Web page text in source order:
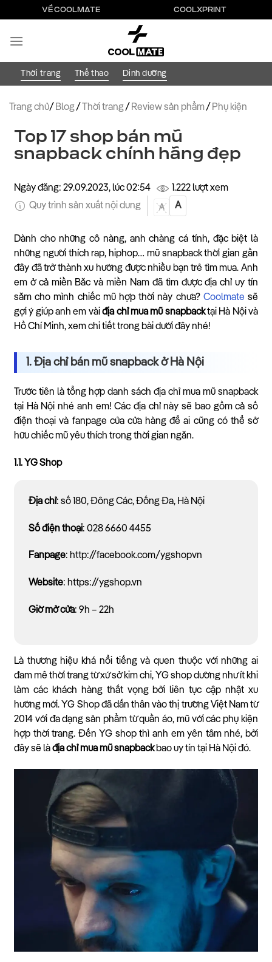
qua
nội
VỀ COOLMATE COOLXPRINT
Thời trang Thể thao Dinh dưỡng
Trang chủ/ Blog/ Thời trang/ Review sản phẩm/ Phụ kiện
Top 17 shop bán mũ
snapback chính hãng đẹp
Ngày đăng: 29.09.2023, lúc 02:54
1.222 lượt xem
Quy trình sản xuất nội dung
A A
Dành cho những cô nàng, anh chàng cá tính, đặc biệt là
những người thích rap, hiphop… mũ snapback thời gian gần
đây đã trở thành xu hướng được nhiều bạn trẻ tìm mua. Anh
em ở cả miền Bắc và miền Nam đã tìm được địa chỉ uy tín
sắm cho mình chiếc mũ hợp thời này chưa? Coolmate sẽ
gợi ý giúp anh em vàiđịa chỉ mua mũ snapbacktại Hà Nội và
Hồ Chí Minh, xem chi tiết trong bài dưới đây nhé!
1. Địa chỉ bán mũ snapback ở Hà Nội
Trước tiên là tổng hợp danh sách địa chỉ mua mũ snapback
tại Hà Nội nhé anh em! Các địa chỉ này sẽ bao gồm cả số
điện thoại và fanpage của cửa hàng để ai cũng có thể sở
hữu chiếc mũ yêu thích trong thời gian ngắn.
1.1. YG Shop
Địa chỉ: số 180, Đông Các, Đống Đa, Hà Nội
Số điện thoại: 028 6660 4455
Fanpage: http://facebook.com/ygshopvn
Website: https://ygshop.vn
Giờ mở cửa: 9h – 22h
Là thương hiệu khá nổi tiếng và quen thuộc với những ai
đam mê thời trang từ xứ sở kim chi, YG shop dường như ít khi
làm các khách hàng thất vọng bởi liên tục cập nhật xu
hướng mới. YG Shop đã dấn thân vào thị trường Việt Nam từ
2014 với đa dạng sản phẩm từ quần áo, mũ với các phụ kiện
hợp thời trang. Đến YG shop thì anh em yên tâm nhé, bởi
đây sẽ làđịa chỉ mua mũ snapbackbao uy tín tại Hà Nội đó.